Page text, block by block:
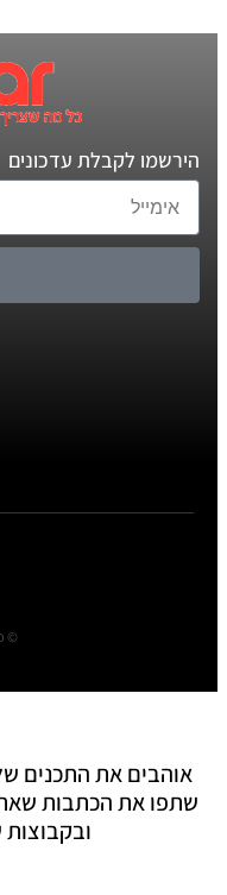
הירשמו לקבלת עדכונים
©
אוהבים את התכנים
שתפו את הכתבות